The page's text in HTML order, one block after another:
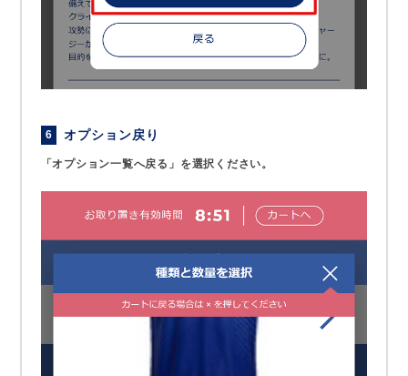
6 オプション戻り
「オプション一覧へ戻る」を選択ください。